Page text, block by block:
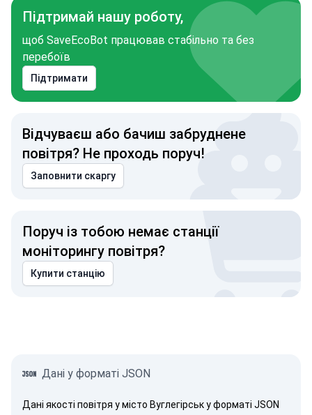
Підтримай нашу роботу,
щоб SaveEcoBot працював стабільно та без
перебоїв
Підтримати
Відчуваєш або бачиш забруднене
повітря? Не проходь поруч!
Заповнити скаргу
Поруч із тобою немає станції
моніторингу повітря?
Купити станцію
Дані у форматі JSON
Дані якості повітря у місто Вуглегірськ у форматі JSON